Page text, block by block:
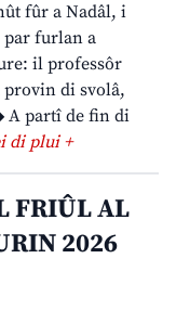
fûr a Nadâl, i
par furlan a
il professôr
provin di svolâ,
A partî de fin di
di plui +
FRIÛL AL
2026